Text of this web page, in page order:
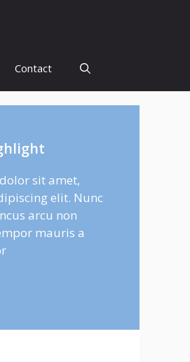
Contact
sit amet,
elit. Nunc
arcu non
mauris a